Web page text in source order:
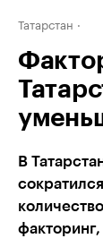
Татарстан
В